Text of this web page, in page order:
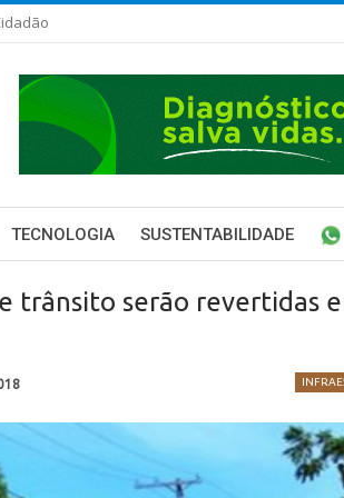
TECNOLOGIA SUSTENTABILIDADE
trânsito serão revertidas